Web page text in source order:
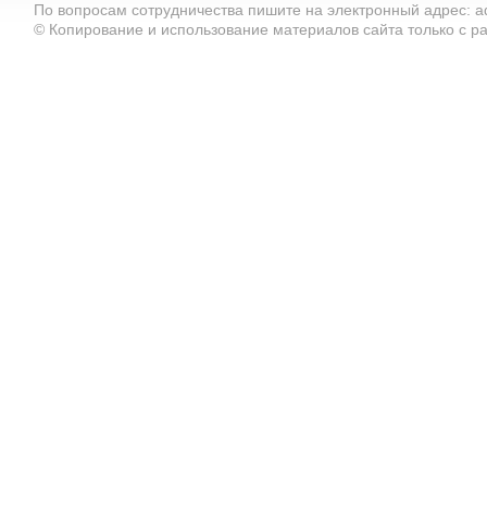
По вопросам сотрудничества пишите на электронный адрес:
© Копирование и использование материалов сайта только с